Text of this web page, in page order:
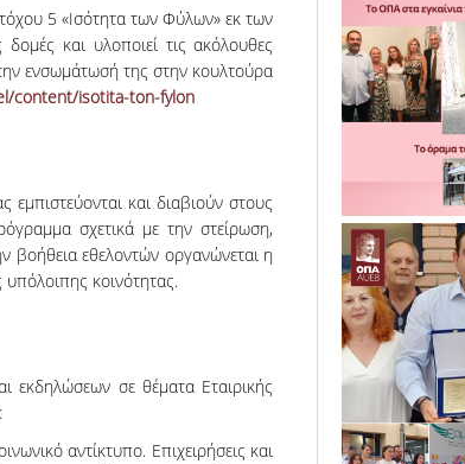
5 «Ισότητα των Φύλων» εκ των
και υλοποιεί τις ακόλουθες
ενσωμάτωσή της στην κουλτούρα
content/isotita-ton-fylon
και διαβιούν στους
σχετικά με την στείρωση,
βοήθεια εθελοντών οργανώνεται η
κοινότητας.
εκδηλώσεων σε θέματα Εταιρικής
αντίκτυπο. Επιχειρήσεις και